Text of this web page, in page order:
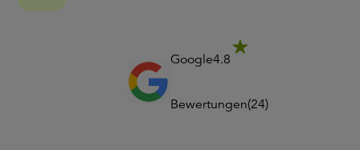
Google4.8
Bewertungen(24)